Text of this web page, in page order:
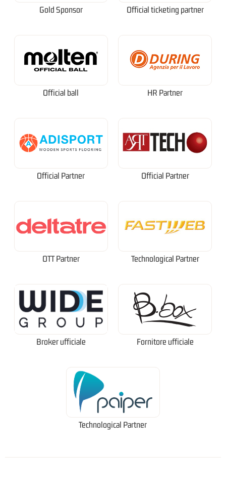
Gold Sponsor Official ticketing partner
Official ball HR Partner
Official Partner Official Partner
OTT Partner Technological Partner
Broker ufficiale Fornitore ufficiale
Technological Partner